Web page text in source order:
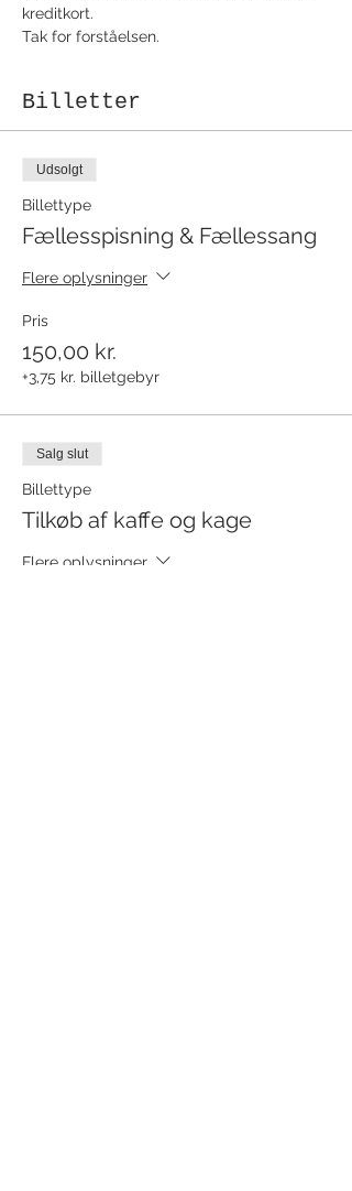
kreditkort.
Tak for forståelsen.
Billetter
Udsolgt
Billettype
Fællesspisning & Fællessang
Flere oplysninger
Pris
150,00 kr.
+3,75 kr. billetgebyr
Salg slut
Billettype
Tilkøb af kaffe og kage
Flere oplysninger